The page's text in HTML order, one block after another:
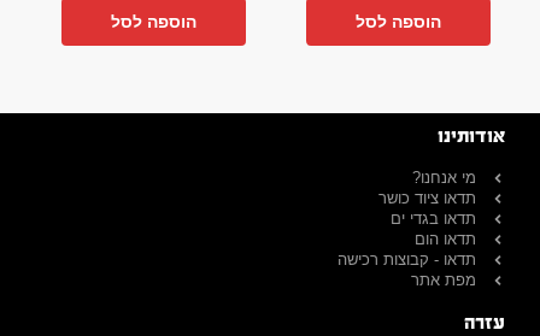
הוספה לסל הוספה לסל
אודותינו
מי אנחנו?
תדאו ציוד כושר
תדאו בגדי ים
תדאו הום
תדאו - קבוצות רכישה
מפת אתר
עזרה